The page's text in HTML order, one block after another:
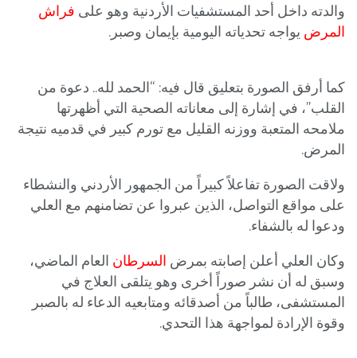
والدته داخل أحد المستشفيات الأردنية وهو على فراش
المرض يواجه تحدياته اليومية بإيمان وصبر.
كما أرفق الصورة بتعليق قال فيه: “الحمد لله.. دعوة من
القلب”، في إشارة إلى معاناته الصحية التي أظهرتها
ملامحه المتعبة ووزنه القليل مع تورم كبير في قدميه نتيجة
المرض.
ولاقت الصورة تفاعلاً كبيراً من الجمهور الأردني والنشطاء
على مواقع التواصل، الذين عبروا عن تضامنهم مع العلي
ودعوا له بالشفاء.
وكان العلي أعلن إصابته بمرض السرطان العام الماضي،
وسبق له أن نشر صوراً أخرى وهو يتلقى العلاج في
المستشفى، طالباً من أصدقائه ومتابعيه الدعاء له بالصبر
وقوة الإرادة لمواجهة هذا التحدي.